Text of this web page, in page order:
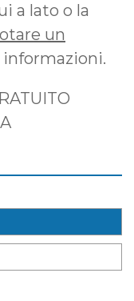
a lato o la
un